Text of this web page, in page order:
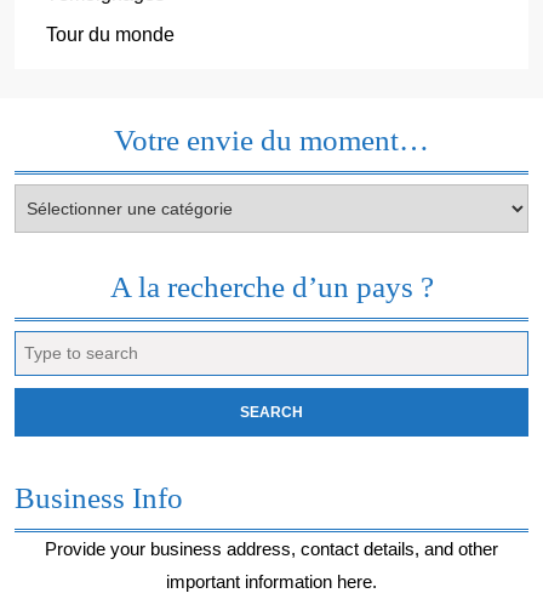
Tour du monde
Votre envie du moment…
envie
A la recherche d’un pays ?
for:
Business Info
Provide your business address, contact details, and other
important information here.